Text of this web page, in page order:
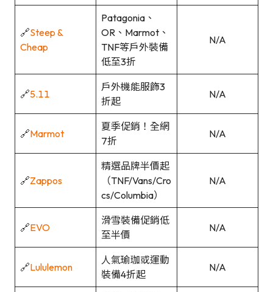
🔗Steep &
Cheap
Patagonia、
OR、Marmot、
TNF等戶外裝備
低至3折
N/A
🔗5.11
戶外機能服飾3
折起
N/A
🔗Marmot
夏季促銷！全網
7折
N/A
🔗Zappos
精選品牌半價起
（TNF/Vans/Cro
cs/Columbia）
N/A
🔗EVO
滑雪裝備促銷低
至半價
N/A
🔗Lululemon
人氣瑜珈或運動
裝備4折起
N/A